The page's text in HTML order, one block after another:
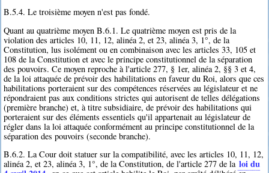
B.5.4. Le troisième moyen n'est pas fondé.
Quant au quatrième moyen B.6.1. Le quatrième moyen est pris de la
violation des articles 10, 11, 12, alinéa 2, et 23, alinéa 3, 1°, de la
Constitution, lus isolément ou en combinaison avec les articles 33, 105 et
108 de la Constitution et avec le principe constitutionnel de la séparation
des pouvoirs. Ce moyen reproche à l'article 277, § 1er, alinéa 2, §§ 3 et 4,
de la loi attaquée de prévoir des habilitations en faveur du Roi, alors que ces
habilitations porteraient sur des compétences réservées au législateur et ne
répondraient pas aux conditions strictes qui autorisent de telles délégations
(première branche) et, à titre subsidiaire, de prévoir des habilitations qui
porteraient sur des éléments essentiels qu'il appartenait au législateur de
régler dans la loi attaquée conformément au principe constitutionnel de la
séparation des pouvoirs (seconde branche).
B.6.2. La Cour doit statuer sur la compatibilité, avec les articles 10, 11, 12,
alinéa 2, et 23, alinéa 3, 1°, de la Constitution, de l'article 277 de la loi du